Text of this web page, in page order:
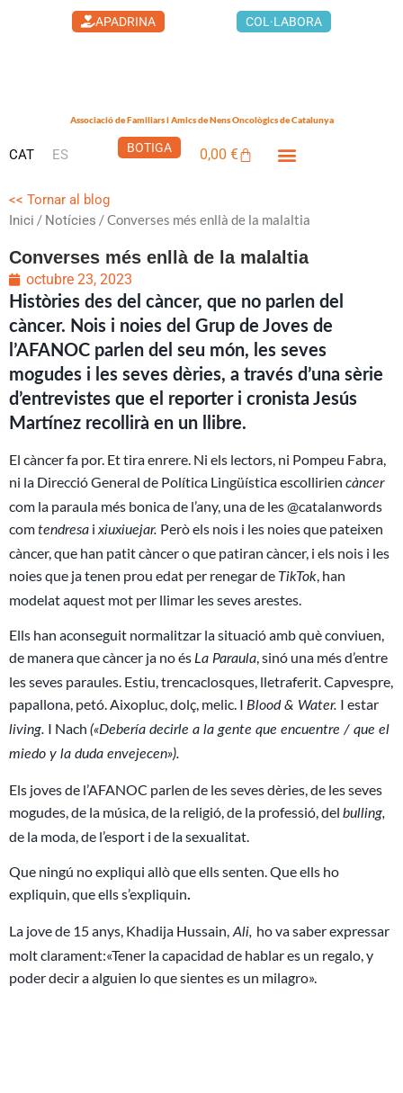
APADRINA COL·LABORA
Associació de Familiars i Amics de Nens Oncològics de Catalunya
CAT ES BOTIGA 0,00€Cistella
<< Tornar al blog
Inici / Notícies / Converses més enllà de la malaltia
Converses més enllà de la malaltia
octubre 23, 2023
Històries des del càncer, que no parlen del
càncer. Nois i noies del Grup de Joves de
l’AFANOC parlen del seu món, les seves
mogudes i les seves dèries, a través d’una sèrie
d’entrevistes que el reporter i cronista Jesús
Martínez recollirà en un llibre.
El càncer fa por. Et tira enrere. Ni els lectors, ni Pompeu Fabra,
ni la Direcció General de Política Lingüística escollirien càncer
com la paraula més bonica de l’any, una de les @catalanwords
comtendresa i xiuxiuejar. Però els nois i les noies que pateixen
càncer, que han patit càncer o que patiran càncer, i els nois i les
noies que ja tenen prou edat per renegar de TikTok, han
modelat aquest mot per llimar les seves arestes.
Ells han aconseguit normalitzar la situació amb què conviuen,
de manera que càncer ja no és La Paraula, sinó una més d’entre
les seves paraules. Estiu, trencaclosques, lletraferit. Capvespre,
papallona, petó. Aixopluc, dolç, melic. I Blood & Water. I estar
living. I Nach («Debería decirle a la gente que encuentre / que el
miedo y la duda envejecen»).
Els joves de l’AFANOC parlen de les seves dèries, de les seves
mogudes, de la música, de la religió, de la professió, del bulling,
de la moda, de l’esport i de la sexualitat.
Que ningú no expliqui allò que ells senten. Que ells ho
expliquin, que ells s’expliquin.
La jove de 15 anys, Khadija Hussain, Ali, ho va saber expressar
molt clarament:«Tener la capacidad de hablar es un regalo, y
poder decir a alguien lo que sientes es un milagro».